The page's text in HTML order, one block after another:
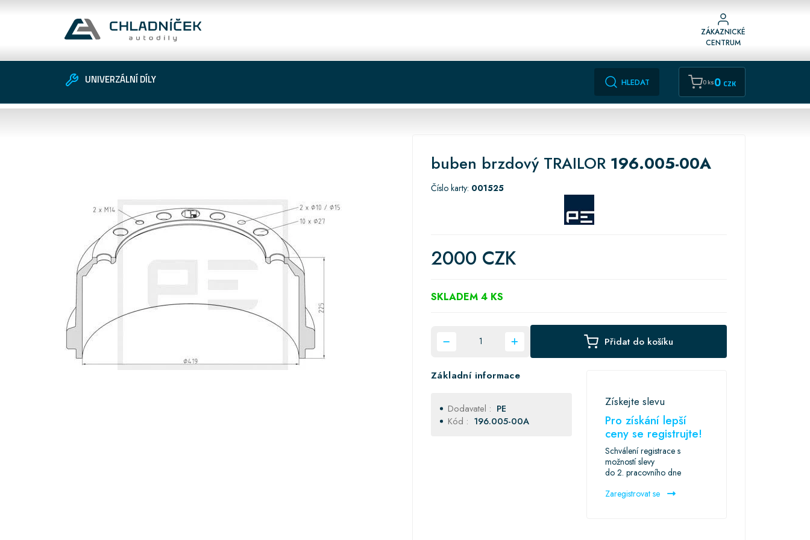
ZÁKAZNICKÉ
CENTRUM
UNIVERZÁLNÍ DÍLY HLEDAT 0 ks0 CZK
buben brzdový TRAILOR 196.005-00A
Číslo karty: 001525
2000 CZK
SKLADEM 4 KS
Přidat do košíku
Základní informace
Dodavatel : PE
Kód : 196.005-00A
Získejte slevu
Pro získání lepší
ceny se registrujte!
Schválení registrace s
možností slevy
do 2. pracovního dne
Zaregistrovat se